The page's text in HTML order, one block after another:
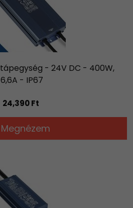
- 24V DC - 400W,
- IP67
24,390 Ft
Megnézem